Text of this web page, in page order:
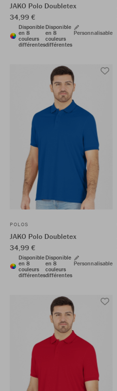
JAKO Polo Doubletex
34,99 €
Disponible
en 8
couleurs
différentes
Disponible
en 8
couleurs
différentes
Personnalisable
POLOS
JAKO Polo Doubletex
34,99 €
Disponible
en 8
couleurs
différentes
Disponible
en 8
couleurs
différentes
Personnalisable